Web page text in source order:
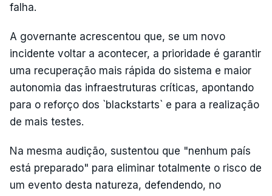
falha.
A governante acrescentou que, se um novo
incidente voltar a acontecer, a prioridade é garantir
uma recuperação mais rápida do sistema e maior
autonomia das infraestruturas críticas, apontando
para o reforço dos `blackstarts` e para a realização
de mais testes.
Na mesma audição, sustentou que "nenhum país
está preparado" para eliminar totalmente o risco de
um evento desta natureza, defendendo, no